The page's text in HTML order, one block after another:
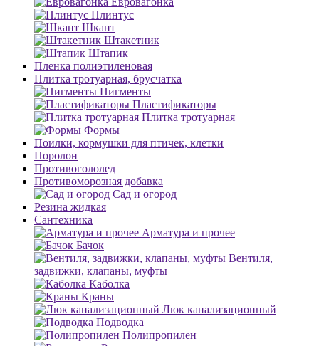
Плинтус
Шкант
Штакетник
Штапик
Пленка полиэтиленовая
Плитка тротуарная, брусчатка
Пигменты
Пластификаторы
Плитка тротуарная
Формы
Поилки, кормушки для птичек, клетки
Поролон
Противогололед
Противоморозная добавка
Сад и огород
Резина жидкая
Сантехника
Арматура и прочее
Бачок
Вентиля,
задвижки, клапаны, муфты
Каболка
Краны
Люк канализационный
Подводка
Полипропилен